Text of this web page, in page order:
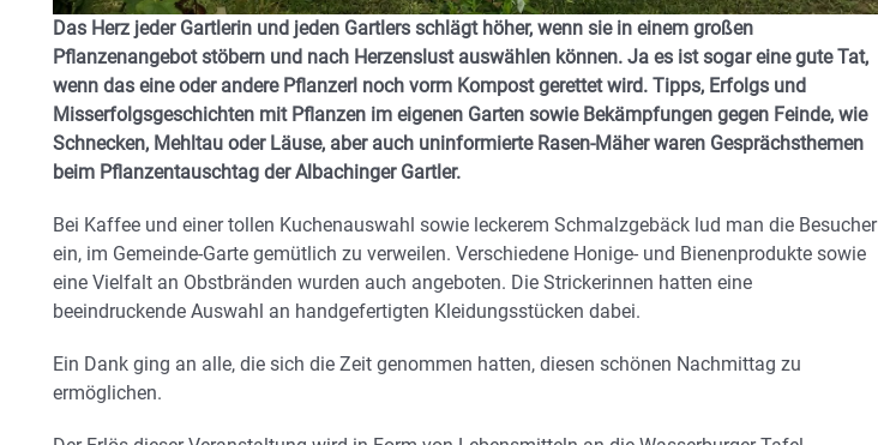
Das Herz jeder Gartlerin und jeden Gartlers schlägt höher, wenn sie in einem großen
Pflanzenangebot stöbern und nach Herzenslust auswählen können. Ja es ist sogar eine gute Tat,
wenn das eine oder andere Pflanzerl noch vorm Kompost gerettet wird. Tipps, Erfolgs und
Misserfolgsgeschichten mit Pflanzen im eigenen Garten sowie Bekämpfungen gegen Feinde, wie
Schnecken, Mehltau oder Läuse, aber auch uninformierte Rasen-Mäher waren Gesprächsthemen
beim Pflanzentauschtag der Albachinger Gartler.
Bei Kaffee und einer tollen Kuchenauswahl sowie leckerem Schmalzgebäck lud man die Besucher
ein, im Gemeinde-Garte gemütlich zu verweilen. Verschiedene Honige- und Bienenprodukte sowie
eine Vielfalt an Obstbränden wurden auch angeboten. Die Strickerinnen hatten eine
beeindruckende Auswahl an handgefertigten Kleidungsstücken dabei.
Ein Dank ging an alle, die sich die Zeit genommen hatten, diesen schönen Nachmittag zu
ermöglichen.